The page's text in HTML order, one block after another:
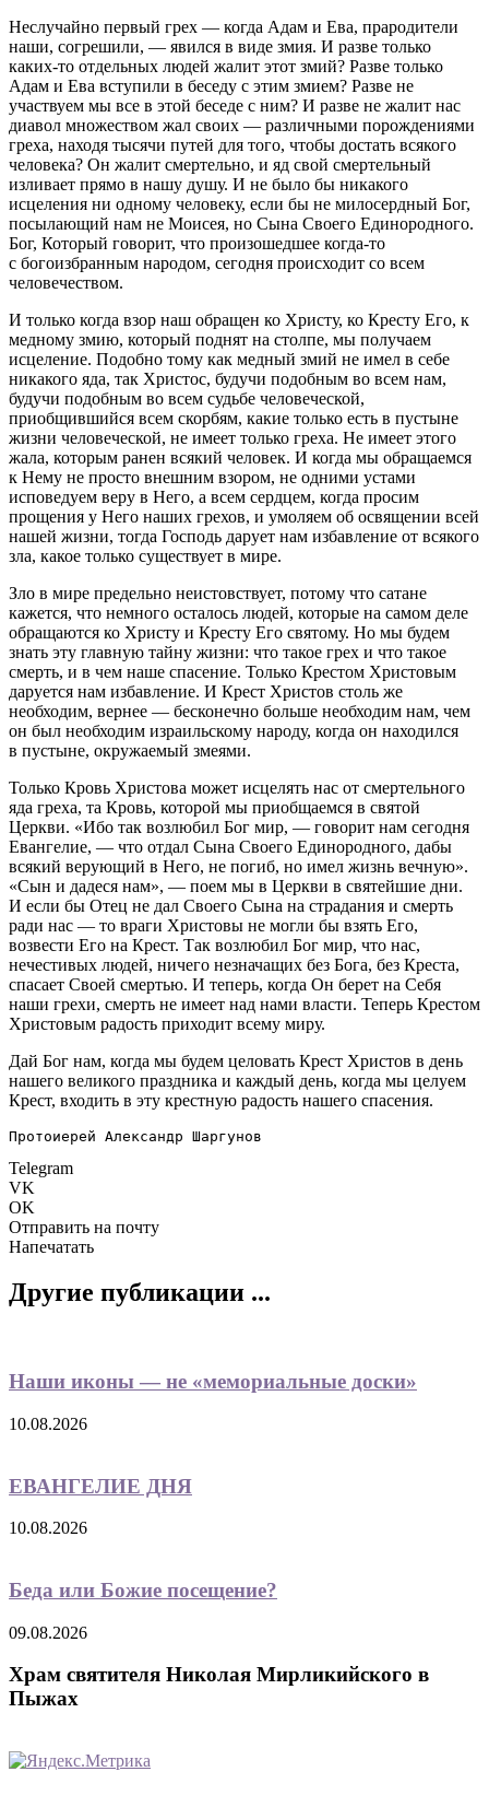
Неслучайно первый грех — когда Адам и Ева, прародители
наши, согрешили, — явился в виде змия. И разве только
каких-то отдельных людей жалит этот змий? Разве только
Адам и Ева вступили в беседу с этим змием? Разве не
участвуем мы все в этой беседе с ним? И разве не жалит нас
диавол множеством жал своих — различными порождениями
греха, находя тысячи путей для того, чтобы достать всякого
человека? Он жалит смертельно, и яд свой смертельный
изливает прямо в нашу душу. И не было бы никакого
исцеления ни одному человеку, если бы не милосердный Бог,
посылающий нам не Моисея, но Сына Своего Единородного.
Бог, Который говорит, что произошедшее когда-то
с богоизбранным народом, сегодня происходит со всем
человечеством.
И только когда взор наш обращен ко Христу, ко Кресту Его, к
медному змию, который поднят на столпе, мы получаем
исцеление. Подобно тому как медный змий не имел в себе
никакого яда, так Христос, будучи подобным во всем нам,
будучи подобным во всем судьбе человеческой,
приобщившийся всем скорбям, какие только есть в пустыне
жизни человеческой, не имеет только греха. Не имеет этого
жала, которым ранен всякий человек. И когда мы обращаемся
к Нему не просто внешним взором, не одними устами
исповедуем веру в Него, а всем сердцем, когда просим
прощения у Него наших грехов, и умоляем об освящении всей
нашей жизни, тогда Господь дарует нам избавление от всякого
зла, какое только существует в мире.
Зло в мире предельно неистовствует, потому что сатане
кажется, что немного осталось людей, которые на самом деле
обращаются ко Христу и Кресту Его святому. Но мы будем
знать эту главную тайну жизни: что такое грех и что такое
смерть, и в чем наше спасение. Только Крестом Христовым
даруется нам избавление. И Крест Христов столь же
необходим, вернее — бесконечно больше необходим нам, чем
он был необходим израильскому народу, когда он находился
в пустыне, окружаемый змеями.
Только Кровь Христова может исцелять нас от смертельного
яда греха, та Кровь, которой мы приобщаемся в святой
Церкви. «Ибо так возлюбил Бог мир, — говорит нам сегодня
Евангелие, — что отдал Сына Своего Единородного, дабы
всякий верующий в Него, не погиб, но имел жизнь вечную».
«Сын и дадеся нам», — поем мы в Церкви в святейшие дни.
И если бы Отец не дал Своего Сына на страдания и смерть
ради нас — то враги Христовы не могли бы взять Его,
возвести Его на Крест. Так возлюбил Бог мир, что нас,
нечестивых людей, ничего незначащих без Бога, без Креста,
спасает Своей смертью. И теперь, когда Он берет на Себя
наши грехи, смерть не имеет над нами власти. Теперь Крестом
Христовым радость приходит всему миру.
Дай Бог нам, когда мы будем целовать Крест Христов в день
нашего великого праздника и каждый день, когда мы целуем
Крест, входить в эту крестную радость нашего спасения.
Протоиерей Александр Шаргунов
Telegram
VK
OK
Отправить на почту
Напечатать
Другие публикации ...
Наши иконы — не «мемориальные доски»
10.08.2026
ЕВАНГЕЛИЕ ДНЯ
10.08.2026
Беда или Божие посещение?
09.08.2026
Храм святителя Николая Мирликийского в
Пыжах